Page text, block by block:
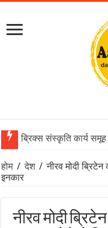
ब्रिक्स संस्कृति कार्य
होम / देश / नीरव मोदी
इनकार
नीरव मोदी